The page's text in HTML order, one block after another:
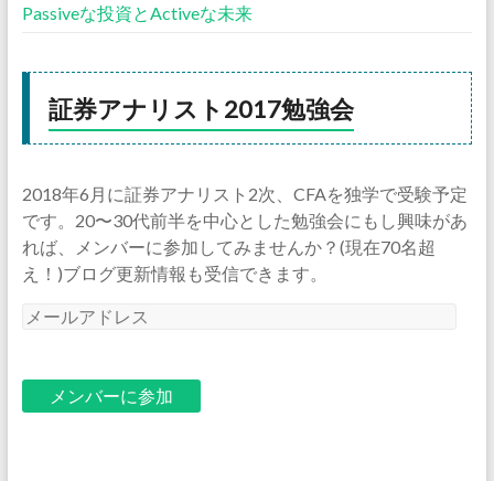
Passiveな投資とActiveな未来
証券アナリスト2017勉強会
2018年6月に証券アナリスト2次、CFAを独学で受験予定
です。20〜30代前半を中心とした勉強会にもし興味があ
れば、メンバーに参加してみませんか？(現在70名超
え！)ブログ更新情報も受信できます。
メ